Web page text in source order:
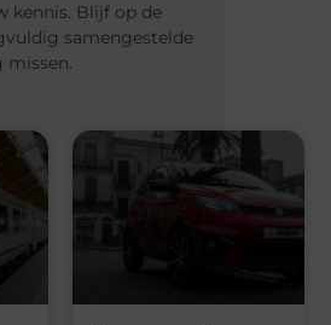
kennis. Blijf op de
samengestelde
missen.